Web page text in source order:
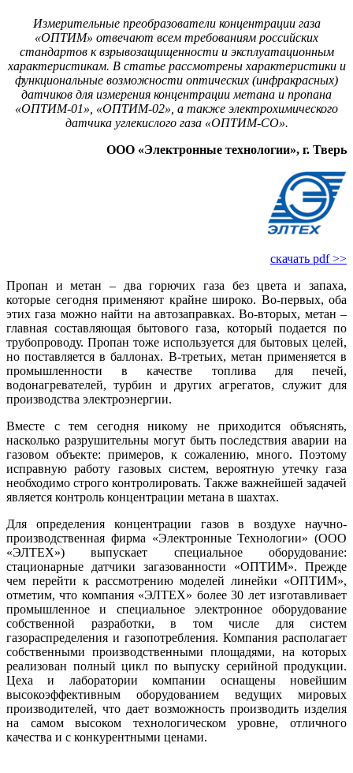
Измерительные преобразователи концентрации газа
«ОПТИМ» отвечают всем требованиям российских
стандартов к взрывозащищенности и эксплуатационным
характеристикам. В статье рассмотрены характеристики и
функциональные возможности оптических (инфракрасных)
датчиков для измерения концентрации метана и пропана
«ОПТИМ‑01», «ОПТИМ‑02», а также электрохимического
датчика углекислого газа «ОПТИМ-СО».
ООО «Электронные технологии», г. Тверь
скачать pdf >>
Пропан и метан – два горючих га­за без цвета и запаха,
которые сегодня применяют крайне широко. Во‑первых, оба
этих га­за можно найти на автозаправках. Во‑вторых, метан –
главная составляющая бытового га­за, который подается по
трубопроводу. Пропан то­же используется для бытовых целей,
но поставляется в баллонах. В‑третьих, метан применяется в
промышленности в качестве топлива для печей,
водонaгревaтелей, турбин и других агрегатов, служит для
производства электроэнергии.
Вместе с тем сегодня никому не приходится объяснять,
насколько разрушительны могут быть последствия аварии на
газовом объекте: примеров, к сожалению, много. Поэтому
исправную работу газовых систем, вероятную утечку га­за
необходимо строго контролировать. Также важнейшей задачей
является контроль концентрации метана в шахтах.
Для определения концентрации газов в воздухе научно-
производственная фирма «Электронные Технологии» (ООО
«ЭЛТЕХ») выпускает специальное оборудование:
стационарные датчики загазованности «ОПТИМ». Прежде
чем перейти к рассмотрению моделей линейки «ОПТИМ»,
отметим, что компания «ЭЛТЕХ» более 30 лет изготавливает
промышленное и специальное электронное оборудование
собственной разработки, в том числе для систем
газораспределения и газопотребления. Компания располагает
собственными производственными площадями, на которых
реализован полный цикл по выпуску серийной продукции.
Це­ха и лаборатории компании оснащены новейшим
высокоэффективным оборудованием ведущих мировых
производителей, что дает возможность производить изделия
на самом высоком технологическом уровне, отличного
качества и с конкурентными ценами.